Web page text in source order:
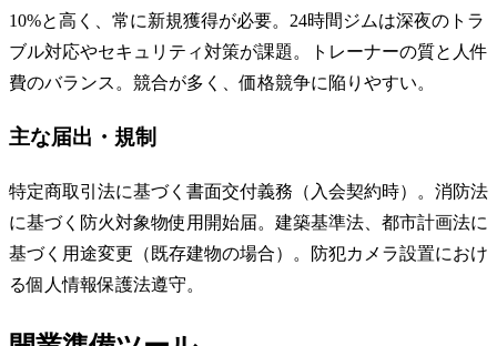
10%と高く、常に新規獲得が必要。24時間ジムは深夜のトラ
ブル対応やセキュリティ対策が課題。トレーナーの質と人件
費のバランス。競合が多く、価格競争に陥りやすい。
主な届出・規制
特定商取引法に基づく書面交付義務（入会契約時）。消防法
に基づく防火対象物使用開始届。建築基準法、都市計画法に
基づく用途変更（既存建物の場合）。防犯カメラ設置におけ
る個人情報保護法遵守。